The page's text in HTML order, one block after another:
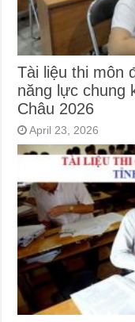
Tài liệu thi môn
năng lực chung
Châu 2026
April 23, 2026